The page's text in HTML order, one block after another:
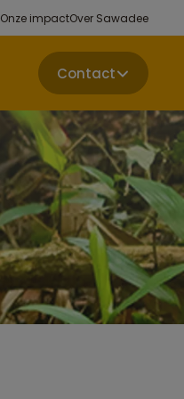
Onze impactOver Sawadee
Contact